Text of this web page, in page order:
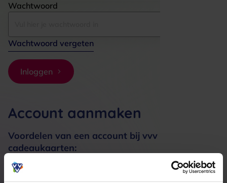
Wachtwoord
Wachtwoord vergeten
Inloggen
Account aanmaken
Voordelen van een account bij vvv
cadeaukaarten: